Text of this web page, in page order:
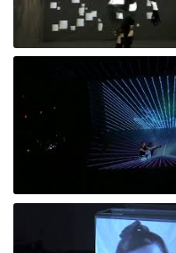
Poeticas-del-encuentro
Desconfiguraciones